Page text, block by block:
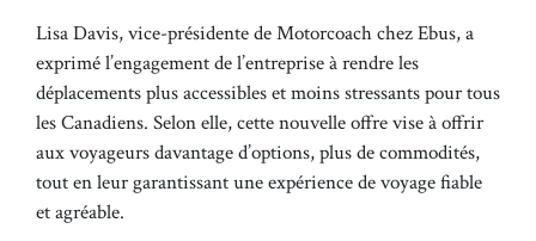
Lisa Davis, vice-présidente de Motorcoach chez Ebus, a
exprimé l’engagement de l’entreprise à rendre les
déplacements plus accessibles et moins stressants pour tous
les Canadiens. Selon elle, cette nouvelle offre vise à offrir
aux voyageurs davantage d’options, plus de commodités,
tout en leur garantissant une expérience de voyage fiable
et agréable.